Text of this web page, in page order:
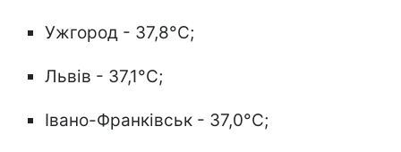
Ужгород - 37,8°C;
Львів - 37,1°C;
Івано-Франківськ - 37,0°C;